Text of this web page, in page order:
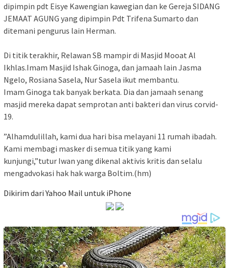
dipimpin pdt Eisye Kawengian kawegian dan ke Gereja SIDANG
JEMAAT AGUNG yang dipimpin Pdt Trifena Sumarto dan
ditemani pengurus lain Herman.
Di titik terakhir, Relawan SB mampir di Masjid Mooat Al
Ikhlas.Imam Masjid Ishak Ginoga, dan jamaah lain Jasma
Ngelo, Rosiana Sasela, Nur Sasela ikut membantu.
Imam Ginoga tak banyak berkata. Dia dan jamaah senang
masjid mereka dapat semprotan anti bakteri dan virus corvid-
19.
”Alhamdulillah, kami dua hari bisa melayani 11 rumah ibadah.
Kami membagi masker di semua titik yang kami
kunjungi,”tutur Iwan yang dikenal aktivis kritis dan selalu
mengadvokasi hak hak warga Boltim.(hm)
Dikirim dari Yahoo Mail untuk iPhone